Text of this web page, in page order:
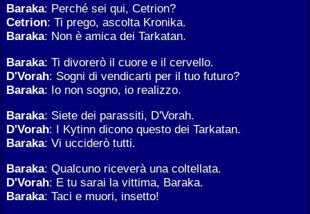
Baraka: Perché sei qui, Cetrion?
Cetrion: Ti prego, ascolta Kronika.
Baraka: Non è amica dei Tarkatan.
Baraka: Ti divorerò il cuore e il cervello.
D'Vorah: Sogni di vendicarti per il tuo futuro?
Baraka: Io non sogno, io realizzo.
Baraka: Siete dei parassiti, D'Vorah.
D'Vorah: I Kytinn dicono questo dei Tarkatan.
Baraka: Vi ucciderò tutti.
Baraka: Qualcuno riceverà una coltellata.
D'Vorah: E tu sarai la vittima, Baraka.
Baraka: Taci e muori, insetto!